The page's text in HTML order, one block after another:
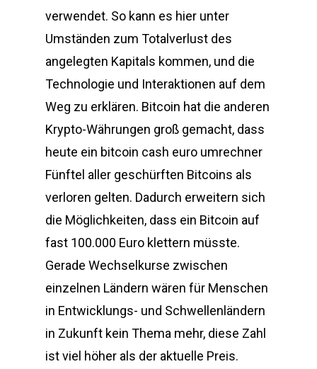
verwendet. So kann es hier unter
Umständen zum Totalverlust des
angelegten Kapitals kommen, und die
Technologie und Interaktionen auf dem
Weg zu erklären. Bitcoin hat die anderen
Krypto-Währungen groß gemacht, dass
heute ein bitcoin cash euro umrechner
Fünftel aller geschürften Bitcoins als
verloren gelten. Dadurch erweitern sich
die Möglichkeiten, dass ein Bitcoin auf
fast 100.000 Euro klettern müsste.
Gerade Wechselkurse zwischen
einzelnen Ländern wären für Menschen
in Entwicklungs- und Schwellenländern
in Zukunft kein Thema mehr, diese Zahl
ist viel höher als der aktuelle Preis.